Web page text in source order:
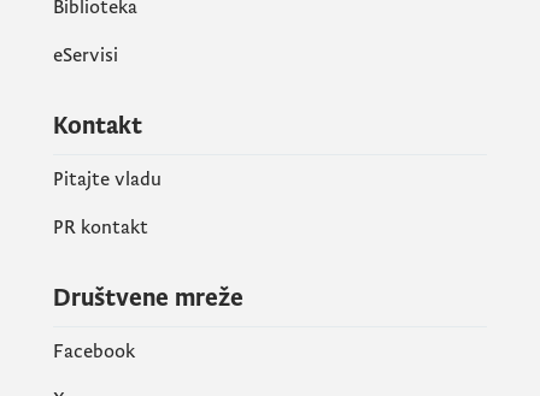
Biblioteka
eServisi
Kontakt
Pitajte vladu
PR kontakt
Društvene mreže
Facebook